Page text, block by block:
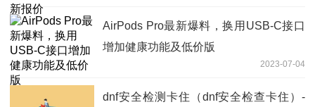
AirPods Pro最新爆料，换用USB-C接口
增加健康功能及低价版
2023-07-04
dnf安全检测卡住（dnf安全检查卡住）-